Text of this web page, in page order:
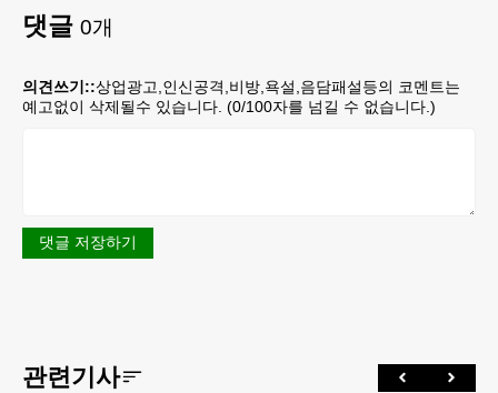
댓글 0개
의견쓰기::상업광고,인신공격,비방,욕설,음담패설등의 코멘트는
예고없이 삭제될수 있습니다. (0/100자를 넘길 수 없습니다.)
댓글 저장하기
관련기사